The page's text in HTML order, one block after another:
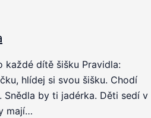
každé dítě šišku Pravidla:
hlídej si svou šišku. Chodí
Snědla by ti jadérka. Děti sedí v
mají…